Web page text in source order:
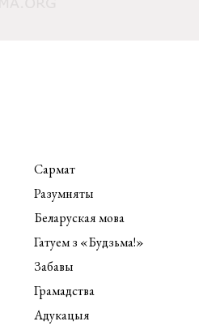
Сармат
Разумняты
Беларуская мова
Гатуем з «Будзьма!»
Забавы
Грамадства
Адукацыя